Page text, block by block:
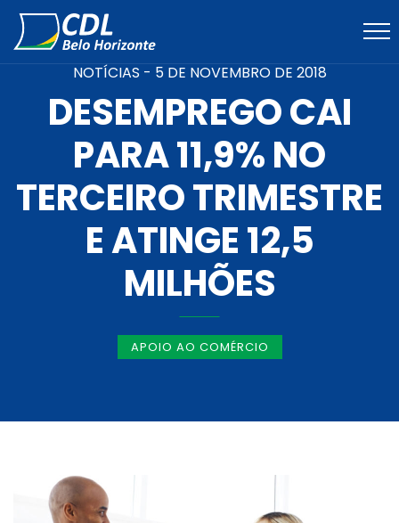
NOTÍCIAS - 5 DE NOVEMBRO DE 2018
DESEMPREGO CAI
PARA 11,9% NO
TERCEIRO TRIMESTRE
E ATINGE 12,5
MILHÕES
APOIO AO COMÉRCIO